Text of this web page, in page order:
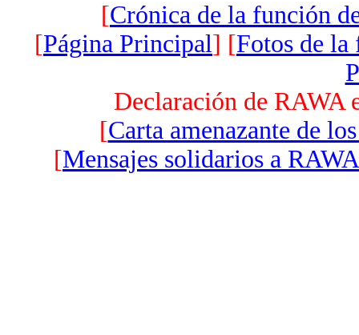
[Crónica de la función
[Página Principal] [Fotos de la
Declaración de RAWA
[Carta amenazante de
[Mensajes solidarios a